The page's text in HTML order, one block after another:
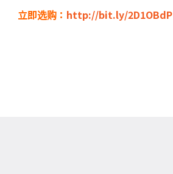
立即选购： http://bit.ly/2D1OBdP